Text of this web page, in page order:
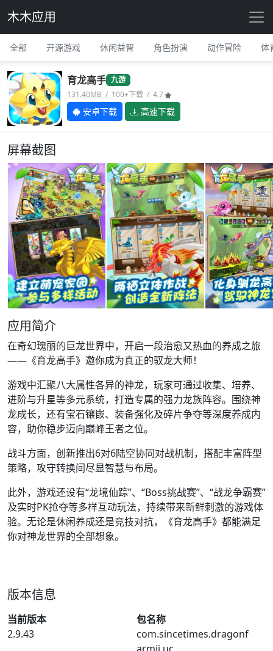
木木应用
全部 开源游戏 休闲益智 角色扮演 动作冒险 体
育龙高手 九游
131.40MB / 100+下载 / 4.7
安卓下载 高速下载
屏幕截图
应用简介
在奇幻瑰丽的巨龙世界中，开启一段治愈又热血的养成之旅
——《育龙高手》邀你成为真正的驭龙大师！
游戏中汇聚八大属性各异的神龙，玩家可通过收集、培养、
进阶与升星等多元系统，打造专属的强力龙族阵容。围绕神
龙成长，还有宝石镶嵌、装备强化及碎片争夺等深度养成内
容，助你稳步迈向巅峰王者之位。
战斗方面，创新推出6对6陆空协同对战机制，搭配丰富阵型
策略，攻守转换间尽显智慧与布局。
此外，游戏还设有“龙境仙踪”、“Boss挑战赛”、“战龙争霸赛”
及实时PK抢夺等多样互动玩法，持续带来新鲜刺激的游戏体
验。无论是休闲养成还是竞技对抗，《育龙高手》都能满足
你对神龙世界的全部想象。
版本信息
当前版本
2.9.43
包名称
com.sincetimes.dragonf